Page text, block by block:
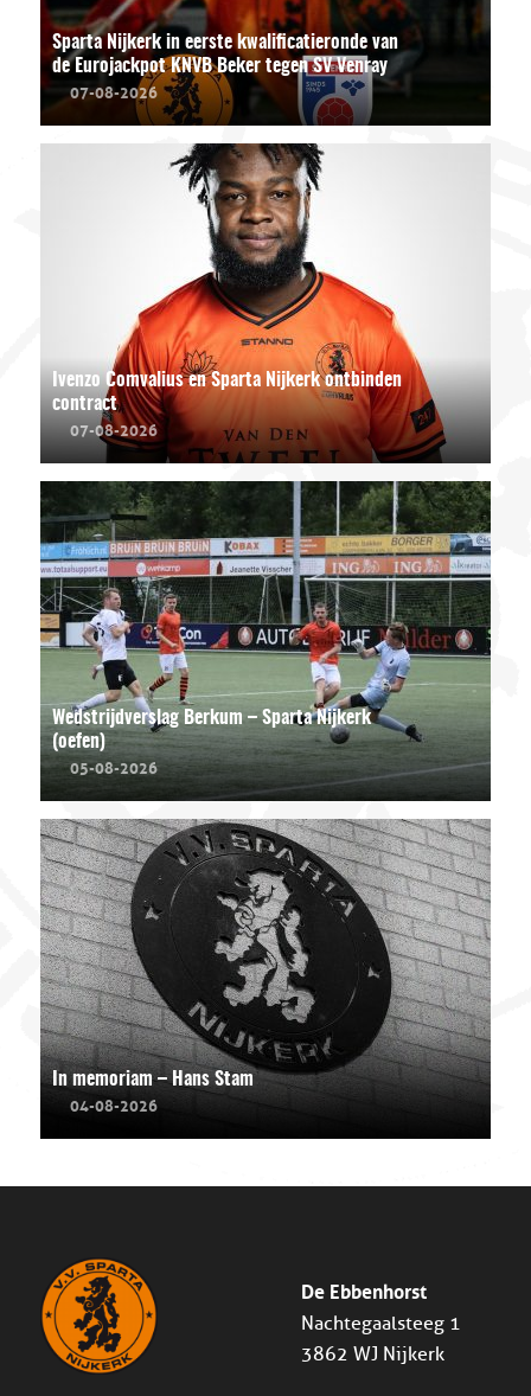
Sparta Nijkerk in eerste kwalificatieronde van
de Eurojackpot KNVB Beker tegen SV Venray
07-08-2026
Ivenzo Comvalius en Sparta Nijkerk ontbinden
contract
07-08-2026
Wedstrijdverslag Berkum – Sparta Nijkerk
(oefen)
05-08-2026
In memoriam – Hans Stam
04-08-2026
De Ebbenhorst
Nachtegaalsteeg 1
3862 WJ Nijkerk